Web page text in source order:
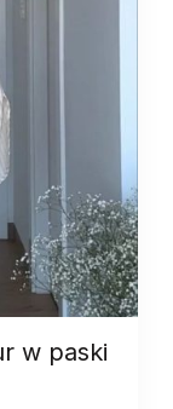
w paski